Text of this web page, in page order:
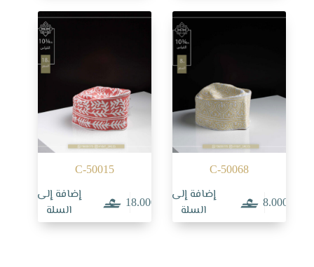
C-50068
8.000
إضافة إلى
السلة
C-50015
18.000
إضافة إلى
السلة